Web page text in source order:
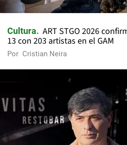
Cultura
ART STGO 2026
13 con 203 artistas en el GAM
Por Cristian Neira